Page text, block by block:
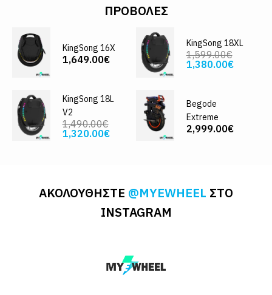
ΠΡΟΒΟΛΈΣ
KingSong 16X
1,649.00€
KingSong 18XL
1,599.00€
1,380.00€
KingSong 18L
V2
1,490.00€
1,320.00€
Begode
Extreme
2,999.00€
ΑΚΟΛΟΥΘΗΣΤΕ @MYEWHEEL ΣΤΟ
INSTAGRAM